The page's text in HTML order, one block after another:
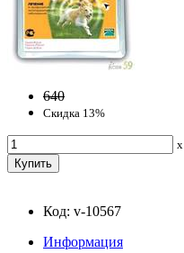
640
Скидка 13%
x
Код: v-10567
Информация